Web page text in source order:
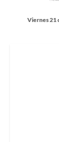
Viernes 21